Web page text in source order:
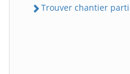
Trouver chantier